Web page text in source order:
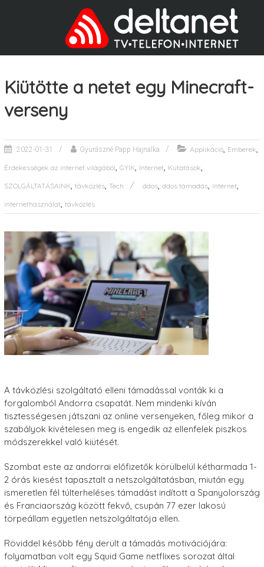
Kiütötte a netet egy Minecraft-
verseny
2022-01-31 Gyurászné Papp Hajnalka Applikáció, Emberek,
Érdekességek az internet világából, GYIK, Internet, Kutatások,
SZOLGÁLTATÁSAINK, távközlés, Tech ddos, ddos támadás, internet,
internethasználat, távközlés
A távközlési szolgáltató elleni támadással vonták ki a
forgalomból Andorra csapatát. Nem mindenki kíván
tisztességesen játszani az online versenyeken, főleg mikor a
szabályok kivételesen meg is engedik az ellenfelek piszkos
módszerekkel való kiütését.
Szombat este az andorrai előfizetők körülbelül kétharmada 1-
2 órás kiesést tapasztalt a netszolgáltatásban, miután egy
ismeretlen fél túlterheléses támadást indított a Spanyolország
és Franciaország között fekvő, csupán 77 ezer lakosú
törpeállam egyetlen netszolgáltatója ellen.
Röviddel később fény derült a támadás motivációjára:
folyamatban volt egy Squid Game netflixes sorozat által